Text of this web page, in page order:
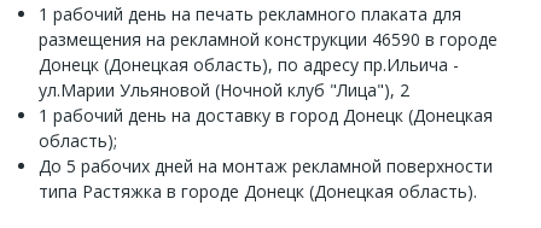
1 рабочий день на печать рекламного плаката для
размещения на рекламной конструкции 46590 в городе
Донецк (Донецкая область), по адресу пр.Ильича -
ул.Марии Ульяновой (Ночной клуб "Лица"), 2
1 рабочий день на доставку в город Донецк (Донецкая
область);
До 5 рабочих дней на монтаж рекламной поверхности
типа Растяжка в городе Донецк (Донецкая область).